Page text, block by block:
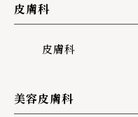
皮膚科
皮膚科
美容皮膚科